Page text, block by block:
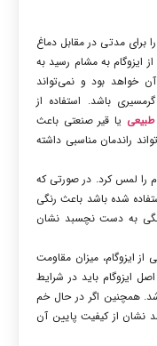
برای مدتی در مقابل دماغ
ایزوگام به مشام رسید به
خواهد بود و نمی‌تواند
باشد. استفاده از
طبیعی یا قیر صنعتی باعث
راندمان مناسبی داشته
را لمس کرد. در صورتی که
شده باشد باعث رنگی
به دست نچسبد نشان
ایزوگام، میزان مقاومت
ایزوگام باید در شرایط
همچنین اگر در حال خم
نشان از کیفیت پایین آن